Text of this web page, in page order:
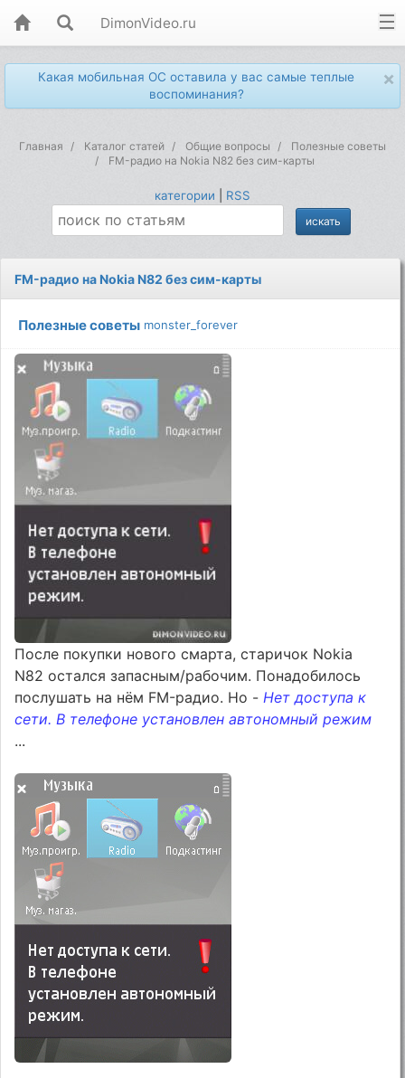
DimonVideo.ru
×
Какая мобильная ОС оставила у вас самые теплые
воспоминания?
Главная Каталог статей Общие вопросы
Полезные советы
FM-радио на Nokia N82 без сим-карты
категории RSS
FM-радио на Nokia N82 без сим-карты
Полезные советы monster_forever
После покупки нового смарта, старичок Nokia
N82 остался запасным/рабочим. Понадобилось
послушать на нём FM-радио. Но - Нет доступа к
сети. В телефоне установлен автономный режим
...